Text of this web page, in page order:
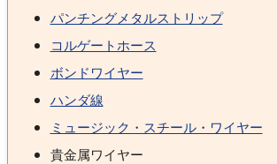
パンチングメタルストリップ
コルゲートホース
ボンドワイヤー
ハンダ線
ミュージック・スチール・ワイヤー
貴金属ワイヤー